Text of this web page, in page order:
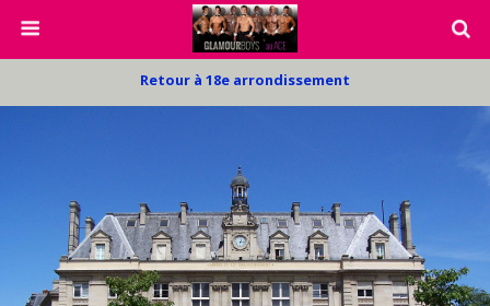
Retour à 18e arrondissement